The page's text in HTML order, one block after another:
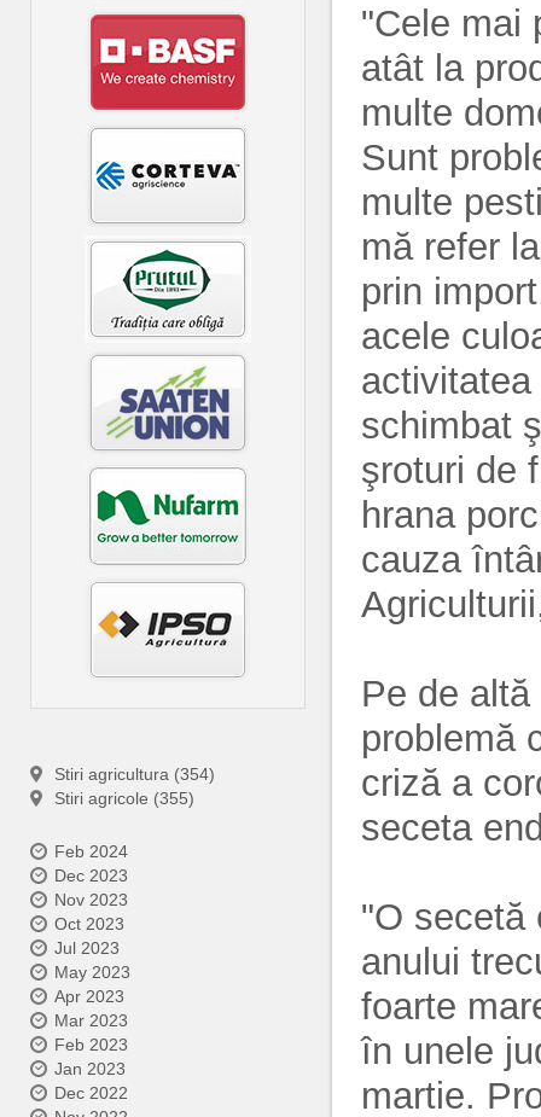
Stiri agricultura (354)
Stiri agricole (355)
Feb 2024
Dec 2023
Nov 2023
Oct 2023
Jul 2023
May 2023
Apr 2023
Mar 2023
Feb 2023
Jan 2023
Dec 2022
"Cele mai
atât la
multe
Sunt
multe
mă refer
prin
acele
schimbat
şroturi de
hrana
cauza
Pe de
problemă
criză a
seceta
"O secetă
anului
foarte
în unele
martie.